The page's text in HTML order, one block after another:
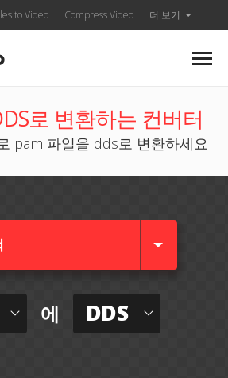
to Video Compress Video 더 보기
로 변환하는 컨버터
pam 파일을 dds로 변환하세요
에 DDS